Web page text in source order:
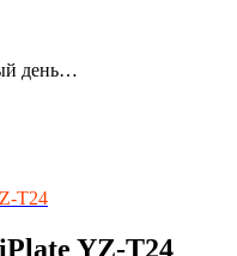
день…
T24
YZ-T24